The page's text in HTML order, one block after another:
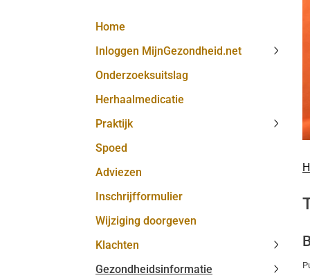
Home
Inloggen MijnGezondheid.net
Onderzoeksuitslag
Herhaalmedicatie
Praktijk
Spoed
Adviezen
Inschrijfformulier
Wijziging doorgeven
Klachten
Gezondheidsinformatie